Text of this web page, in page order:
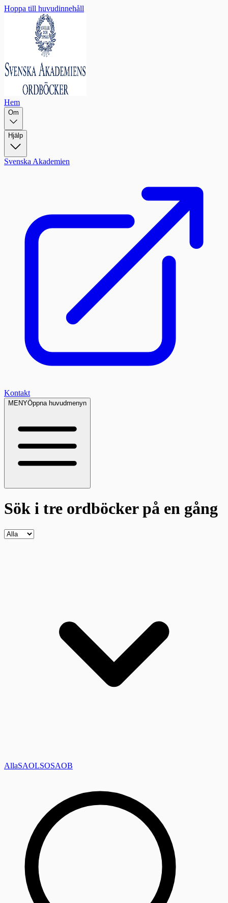
Hoppa till huvudinnehåll
Hem
Om
Hjälp
Svenska Akademien
Kontakt
MENYÖppna huvudmenyn
Sök i tre ordböckerpå en gång
AllaSAOLSOSAOB